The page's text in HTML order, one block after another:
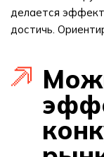
делается
достичь.